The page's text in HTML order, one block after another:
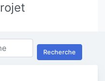
Recherche